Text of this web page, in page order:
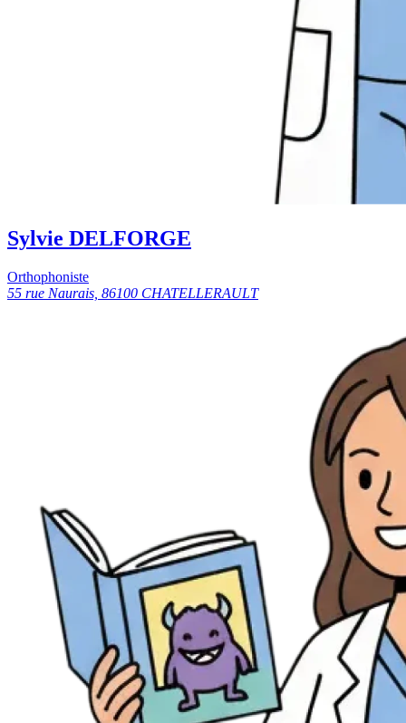
Sylvie DELFORGE
Orthophoniste
55 rue Naurais, 86100 CHATELLERAULT